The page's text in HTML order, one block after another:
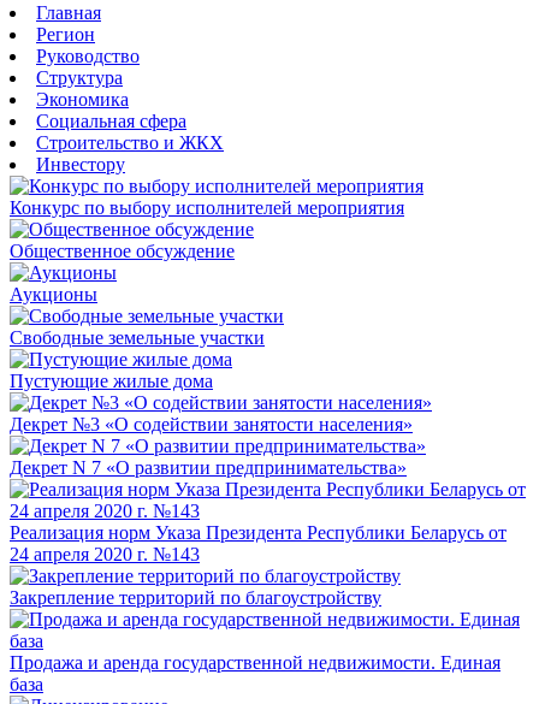
Главная
Регион
Руководство
Структура
Экономика
Социальная сфера
Строительство и ЖКХ
Инвестору
Конкурс по выбору исполнителей мероприятия
Общественное обсуждение
Аукционы
Свободные земельные участки
Пустующие жилые дома
Декрет №3 «О содействии занятости населения»
Декрет N 7 «О развитии предпринимательства»
Реализация норм Указа Президента Республики Беларусь от
24 апреля 2020 г. №143
Закрепление территорий по благоустройству
Продажа и аренда государственной недвижимости. Единая
база